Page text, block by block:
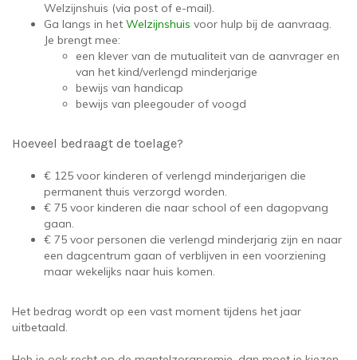
Welzijnshuis (via post of e-mail).
Ga langs in het Welzijnshuis voor hulp bij de aanvraag.
Je brengt mee:
een klever van de mutualiteit van de aanvrager en
van het kind/verlengd minderjarige
bewijs van handicap
bewijs van pleegouder of voogd
Hoeveel bedraagt de toelage?
€ 125 voor kinderen of verlengd minderjarigen die
permanent thuis verzorgd worden.
€ 75 voor kinderen die naar school of een dagopvang
gaan.
€ 75 voor personen die verlengd minderjarig zijn en naar
een dagcentrum gaan of verblijven in een voorziening
maar wekelijks naar huis komen.
Het bedrag wordt op een vast moment tijdens het jaar
uitbetaald.